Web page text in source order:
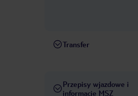
Transfer
Przepisy wjazdowe i
informacje MSZ